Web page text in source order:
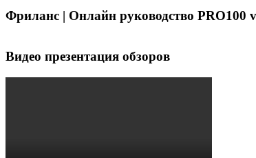
Фриланс | Онлайн руководство PRO100
Видео презентация обзоров